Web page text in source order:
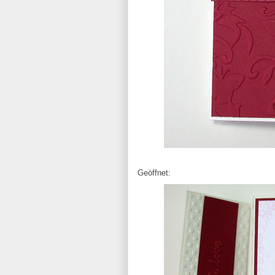
Geöffnet: